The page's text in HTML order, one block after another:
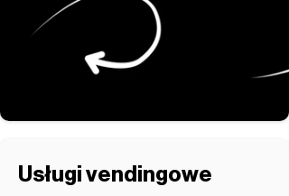
Usługi vendingowe